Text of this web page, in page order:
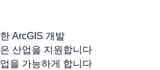
ArcGIS 개발
산업을 지원합니다
을 가능하게 합니다